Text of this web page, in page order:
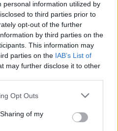
personal information utilized by
to third parties prior to
opt-out of the further
by third parties on the
This information may
parties on the IAB’s List of
may further disclose it to other
app uses one or more Google
behaviour. You may click to
and its third-party tags to
Opt Outs
of my
nem
fel, hanem olyan
számít a
együtt alkot.
esküvője: Noa Kirel és